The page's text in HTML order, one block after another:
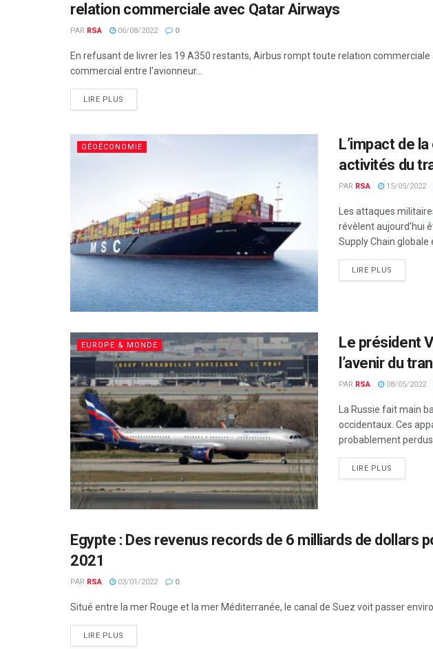
relation commerciale avec Qatar Airways
PAR RSA 06/08/2022 0
En refusant de livrer les 19 A350 restants, Airbus rompt toute relation commerciale
commercial entre l'avionneur...
LIRE PLUS
GÉOÉCONOMIE
L’impact de
activités du
PAR RSA 15/05/2022
Les attaques
révèlent aujourd’hui
Supply Chain globale
LIRE PLUS
EUROPE & MONDE
Le président
l’avenir du
PAR RSA 08/05/2022
La Russie fait main
occidentaux. Ces
probablement perdus
LIRE PLUS
ECONOMIE & FINANCES
Egypte : Des revenus records de 6 milliards de dollars
2021
PAR RSA 03/01/2022 0
Situé entre la mer Rouge et la mer Méditerranée, le canal de Suez voit passer
LIRE PLUS